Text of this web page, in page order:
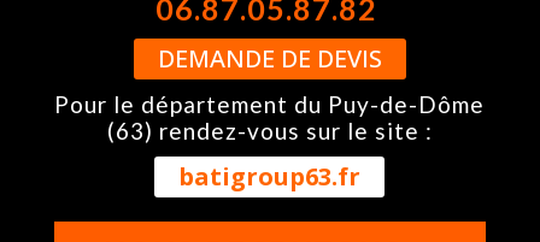
06.87.05.87.82
DEMANDE DE DEVIS
Pour le département du Puy-de-Dôme
(63) rendez-vous sur le site :
batigroup63.fr